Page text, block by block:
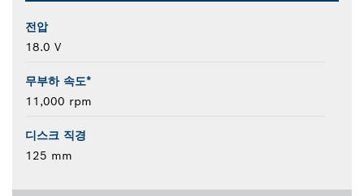
전압
18.0 V
무부하 속도*
11,000 rpm
디스크 직경
125 mm